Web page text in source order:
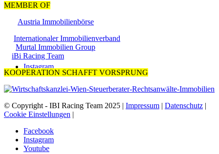
Instagram
MEMBER OF
Austria Immobilienbörse
Internationaler Immobilienverband
Murtal Immobilien Group
iBi Racing Team
KOOPERATION SCHAFFT VORSPRUNG
© Copyright - IBI Racing Team 2025 | Impressum | Datenschutz |
Cookie Einstellungen |
Facebook
Instagram
Youtube